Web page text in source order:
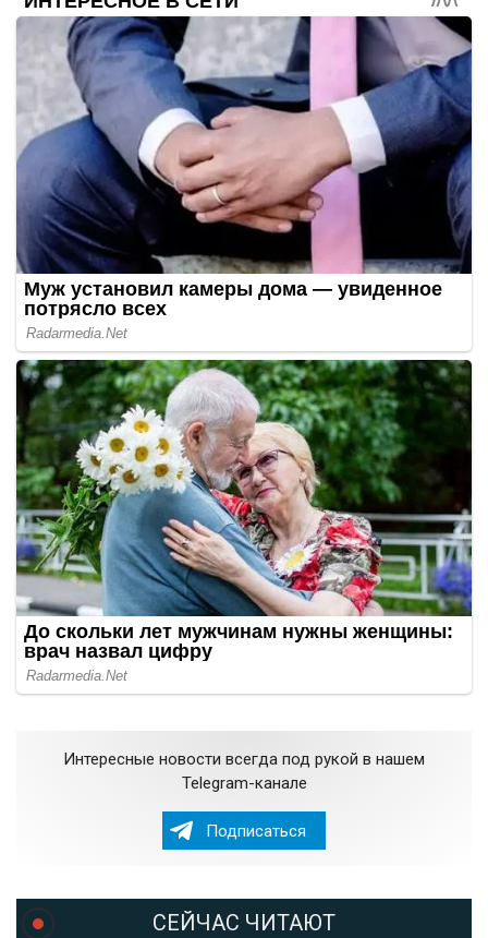
Интересные новости всегда под рукой в нашем
Telegram-канале
Подписаться
СЕЙЧАС ЧИТАЮТ